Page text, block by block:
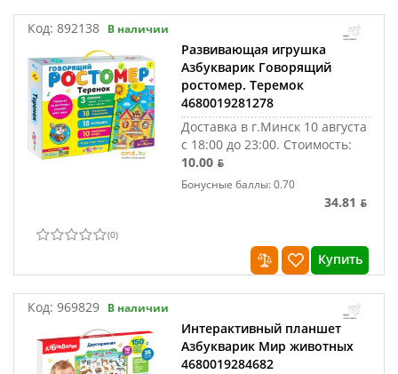
Код: 892138 В наличии
Развивающая игрушка
Азбукварик Говорящий
ростомер. Теремок
4680019281278
Доставка в г.Минск 10 августа
с 18:00 до 23:00. Стоимость:
10.00 ƃ
Бонусные баллы: 0.70
34.81 ƃ
(0)
Купить
Код: 969829 В наличии
Интерактивный планшет
Азбукварик Мир животных
4680019284682